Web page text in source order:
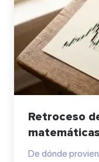
Retroceso
De dónde